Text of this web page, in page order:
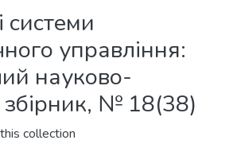
системи
управління:
науково-
збірник, № 18(38)
collection